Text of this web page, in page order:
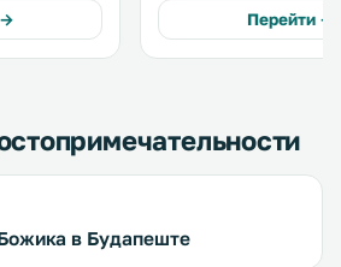
Fi. Во
телевизор
.
→
главного входа
Будапешта имени
.
Перейти →
в Будапеште